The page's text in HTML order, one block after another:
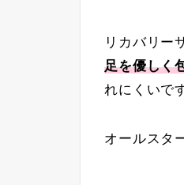
リカバリー
足を優しく
れにくいで
オールスタ